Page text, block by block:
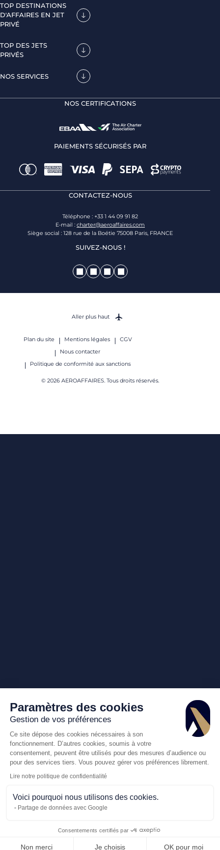
TOP DESTINATIONS
D'AFFAIRES EN JET
PRIVÉ
TOP DES JETS
PRIVÉS
NOS SERVICES
NOS CERTIFICATIONS
PAIEMENTS SÉCURISÉS PAR
CONTACTEZ-NOUS
Téléphone : +33 1 44 09 91 82
E-mail : charter@aeroaffaires.com
Siège social : 128 rue de la Boétie 75008 Paris, FRANCE
SUIVEZ-NOUS !
Plan du site Mentions légales
CGV
Nous contacter
Politique de conformité aux sanctions
© 2026 AEROAFFAIRES. Tous droits réservés.
Aller plus haut
Paramètres des cookies
Gestion de vos préférences
Ce site dépose des cookies nécessaires à son
fonctionnement. D’autres cookies, soumis à votre
consentement, peuvent être utilisés pour des mesures d’audience ou
pour des services tiers. Vous pouvez gérer vos préférences librement.
Lire notre politique de confidentialité
Voici pourquoi nous utilisons des cookies.
Partage de données avec Google
Consentements certifiés par
Non merci Je choisis OK pour moi